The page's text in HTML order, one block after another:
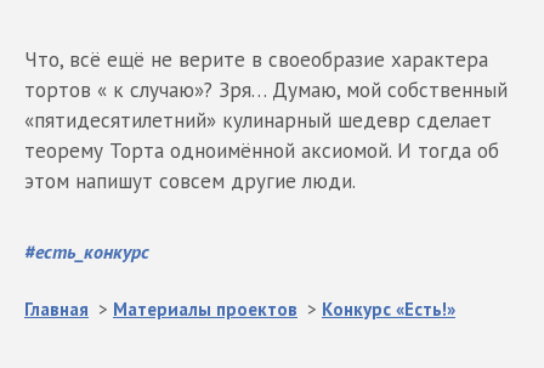
Что, всё ещё не верите в своеобразие характера
тортов « к случаю»? Зря… Думаю, мой собственный
«пятидесятилетний» кулинарный шедевр сделает
теорему Торта одноимённой аксиомой. И тогда об
этом напишут совсем другие люди.
#есть_конкурс
Главная > Материалы проектов > Конкурс «Есть!»